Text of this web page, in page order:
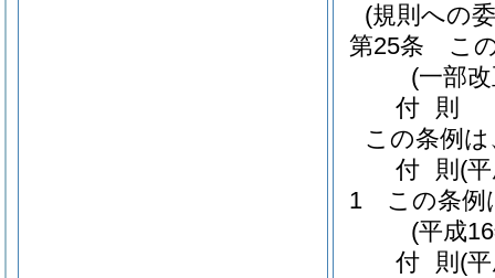
(規則への
第25条
こ
(一部
付 則
この条例
付 則 (
1
この条例
(平成
付 則 (